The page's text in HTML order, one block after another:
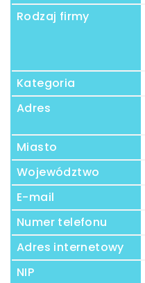
Rodzaj firmy
Kategoria
Adres
Miasto
Województwo
E-mail
Numer telefonu
Adres internetowy
NIP